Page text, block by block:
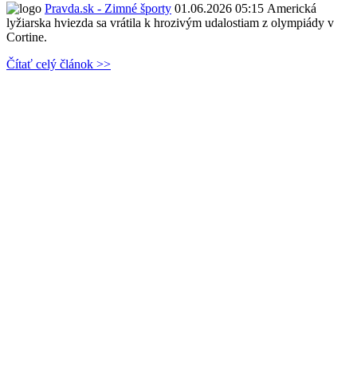
Pravda.sk - Zimné športy 01.06.2026 05:15 Americká
lyžiarska hviezda sa vrátila k hrozivým udalostiam z olympiády v
Cortine.
Čítať celý článok >>